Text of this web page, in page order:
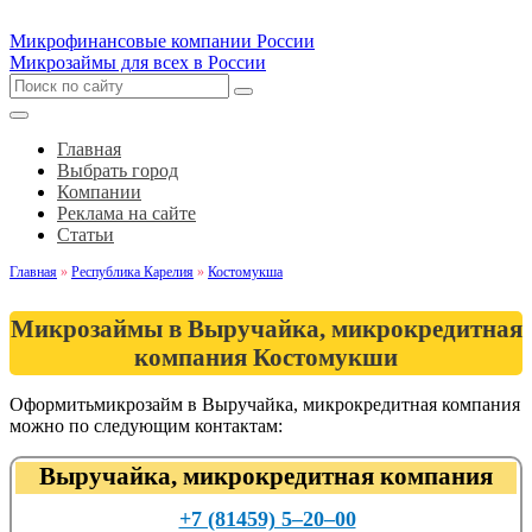
Микрофинансовые компании России
Микрозаймы для всех в России
Главная
Выбрать город
Компании
Реклама на сайте
Статьи
Главная » Республика Карелия » Костомукша
Микрозаймы в Выручайка, микрокредитная
компания Костомукши
Оформитьмикрозайм в Выручайка, микрокредитная компания
можно по следующим контактам:
Выручайка, микрокредитная компания
+7 (81459) 5‒20‒00